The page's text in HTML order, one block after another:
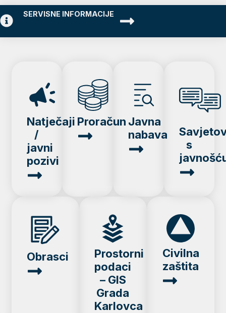
SERVISNE INFORMACIJE
Natječaji
/
javni
pozivi
Proračun Javna
nabava
s
Obrasci
Prostorni
podaci
– GIS
Grada
Karlovca
Civilna
zaštita